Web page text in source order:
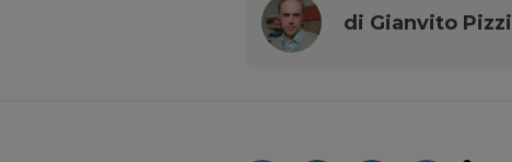
di Gianvito Pizzi